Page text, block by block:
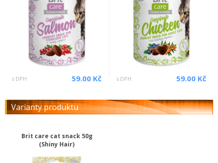
s DPH 59.00 Kč s DPH 59.00 Kč
Varianty produktu
Brit care cat snack 50g
(Shiny Hair)